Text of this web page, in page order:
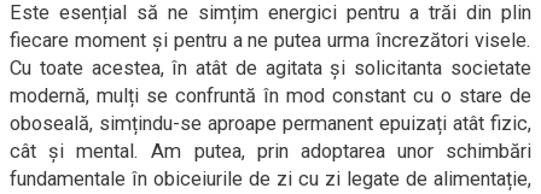
Este esențial să ne simțim energici pentru a trăi din plin
fiecare moment și pentru a ne putea urma încrezători visele.
Cu toate acestea, în atât de agitata și solicitanta societate
modernă, mulți se confruntă în mod constant cu o stare de
oboseală, simțindu-se aproape permanent epuizați atât fizic,
cât și mental. Am putea, prin adoptarea unor schimbări
fundamentale în obiceiurile de zi cu zi legate de alimentație,